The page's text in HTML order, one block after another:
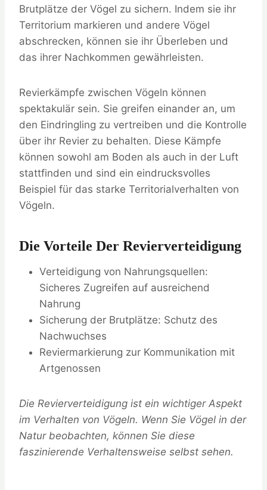
Brutplätze der Vögel zu sichern. Indem sie ihr
Territorium markieren und andere Vögel
abschrecken, können sie ihr Überleben und
das ihrer Nachkommen gewährleisten.
Revierkämpfe zwischen Vögeln können
spektakulär sein. Sie greifen einander an, um
den Eindringling zu vertreiben und die Kontrolle
über ihr Revier zu behalten. Diese Kämpfe
können sowohl am Boden als auch in der Luft
stattfinden und sind ein eindrucksvolles
Beispiel für das starke Territorialverhalten von
Vögeln.
Die Vorteile Der Revierverteidigung
Verteidigung von Nahrungsquellen:
Sicheres Zugreifen auf ausreichend
Nahrung
Sicherung der Brutplätze: Schutz des
Nachwuchses
Reviermarkierung zur Kommunikation mit
Artgenossen
Die Revierverteidigung ist ein wichtiger Aspekt
im Verhalten von Vögeln. Wenn Sie Vögel in der
Natur beobachten, können Sie diese
faszinierende Verhaltensweise selbst sehen.